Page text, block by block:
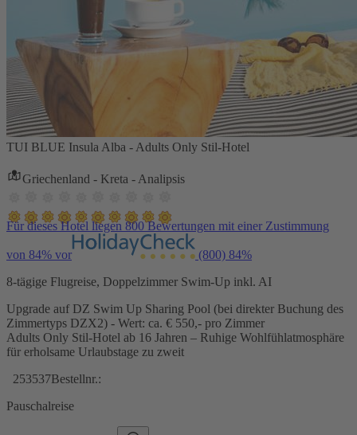
TUI BLUE Insula Alba - Adults Only Stil-Hotel
Griechenland - Kreta - Analipsis
Für dieses Hotel liegen 800 Bewertungen mit einer Zustimmung
von 84% vor (800) 84%
8-tägige Flugreise, Doppelzimmer Swim-Up inkl. AI
Upgrade auf DZ Swim Up Sharing Pool (bei direkter Buchung des
Zimmertyps DZX2) - Wert: ca. € 550,- pro Zimmer
Adults Only Stil-Hotel ab 16 Jahren – Ruhige Wohlfühlatmosphäre
für erholsame Urlaubstage zu zweit
253537Bestellnr.:
Pauschalreise